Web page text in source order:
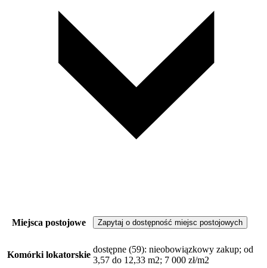
Miejsca postojowe Zapytaj o dostępność miejsc postojowych
Komórki lokatorskie
dostępne (59): nieobowiązkowy zakup; od
3,57 do 12,33 m2; 7 000 zł/m2